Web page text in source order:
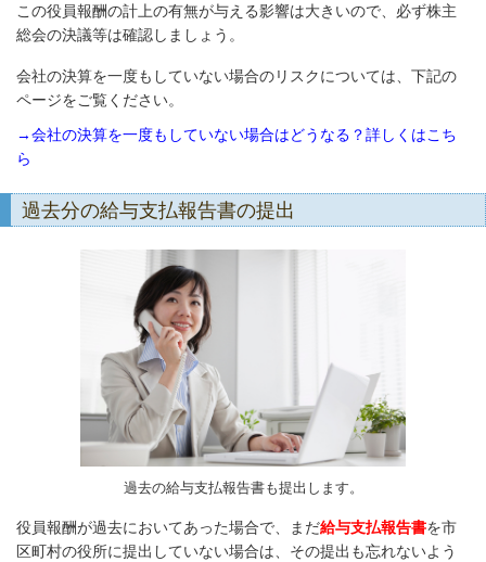
この役員報酬の計上の有無が与える影響は大きいので、必ず株主
総会の決議等は確認しましょう。
会社の決算を一度もしていない場合のリスクについては、下記の
ページをご覧ください。
→会社の決算を一度もしていない場合はどうなる？詳しくはこち
ら
過去分の給与支払報告書の提出
過去の給与支払報告書も提出します。
役員報酬が過去においてあった場合で、まだ給与支払報告書を市
区町村の役所に提出していない場合は、その提出も忘れないよう